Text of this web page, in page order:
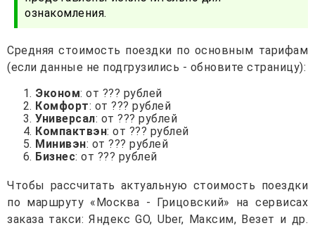
ознакомления.
Средняя стоимость поездки по основным тарифам
(если данные не подгрузились - обновите страницу):
Эконом: от ??? рублей
Комфорт: от ??? рублей
Универсал: от ??? рублей
Компактвэн: от ??? рублей
Минивэн: от ??? рублей
Бизнес: от ??? рублей
Чтобы рассчитать актуальную стоимость поездки
по маршруту «Москва - Грицовский» на сервисах
заказа такси: Яндекс GO, Uber, Максим, Везет и др.